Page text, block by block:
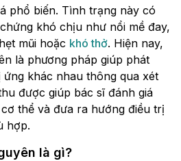
phổ biến. Tình trạng này có
khó chịu như nổi mề đay,
mũi hoặc khó thở. Hiện nay,
là phương pháp giúp phát
ứng khác nhau thông qua xét
được giúp bác sĩ đánh giá
thể và đưa ra hướng điều trị
hợp.
là gì?